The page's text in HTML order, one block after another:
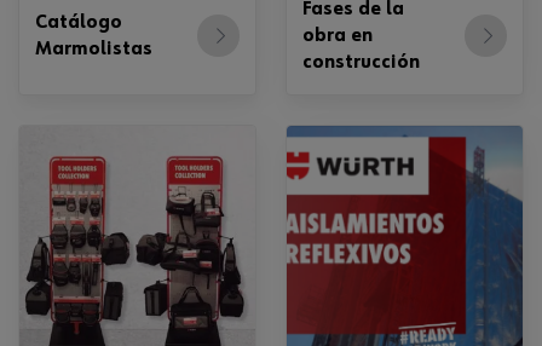
Catálogo
Marmolistas
Fases de la
obra en
construcción